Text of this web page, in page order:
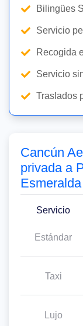
Cancún
privada a
Esmeralda
Servicio
Estándar
Taxi
Lujo
Bilingües
Servicio
Recogida
Servicio
Traslados